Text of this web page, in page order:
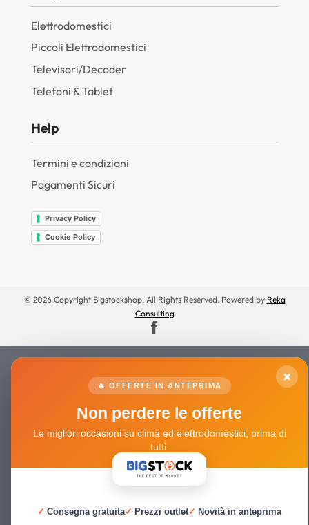
Elettrodomestici
Piccoli Elettrodomestici
Televisori/Decoder
Telefoni & Tablet
Help
Termini e condizioni
Pagamenti Sicuri
Privacy Policy
Cookie Policy
© 2026 Copyright Bigstockshop. All Rights Reserved. Powered by Reka
Consulting
×
🔥 OFFERTE IN ANTEPRIMA
Non perdere le offerte
Le migliori occasioni su clima ed elettrodomestici, prima di
tutti.
✓ Consegna gratuita✓ Prezzi outlet✓ Novità in anteprima